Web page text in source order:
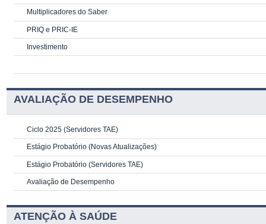
Multiplicadores do Saber
PRIQ e PRIC-IE
Investimento
AVALIAÇÃO DE DESEMPENHO
Ciclo 2025 (Servidores TAE)
Estágio Probatório (Novas Atualizações)
Estágio Probatório (Servidores TAE)
Avaliação de Desempenho
ATENÇÃO À SAÚDE